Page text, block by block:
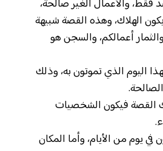
والأعمال الغير صالحة،
الهلاك، وهذه القصة شبيهة
أعمالكم، والسجن هو
اليوم الذي تموتون به، وذلك
القصة فيكون الشخصيات
في يوم من الأيام، وأما المكان